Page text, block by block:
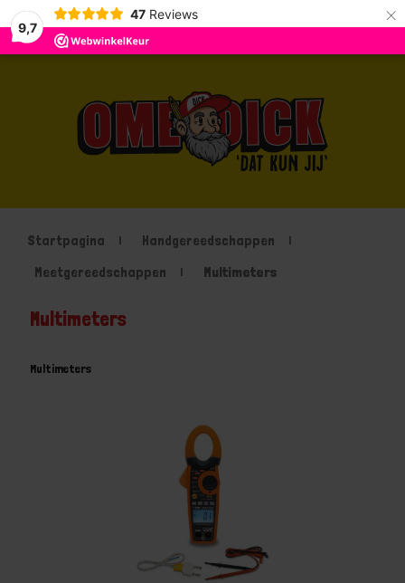
9,7
47 Reviews ×
Startpagina
Handgereedschappen
Meetgereedschappen
Multimeters
Multimeters
Multimeters